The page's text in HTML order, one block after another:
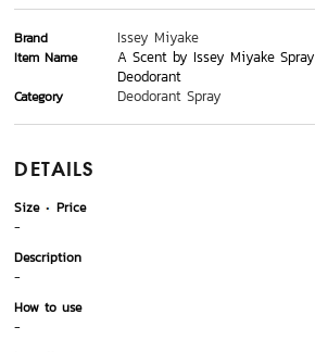
Brand Issey Miyake
Item Name
A Scent by Issey Miyake Spray
Deodorant
Category Deodorant Spray
DETAILS
Size
Price
-
Description
-
How to use
-